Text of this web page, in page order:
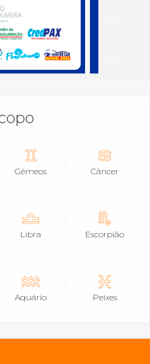
Gêmeos Câncer
Libra Escorpião
Aquário Peixes